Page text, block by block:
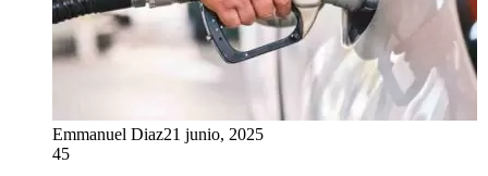
Emmanuel Diaz21 junio, 2025
45